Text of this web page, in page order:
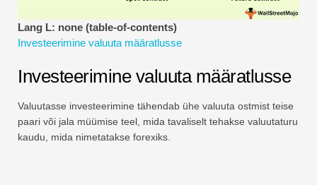
Täisvorm
Riskijuhtimise õpetused
Lang L: none (table-of-contents)
Investeerimine valuuta määratlusse
Investeerimine valuuta määratlusse
Valuutasse investeerimine tähendab ühe valuuta ostmist teise
paari või jala müümise teel, mida tavaliselt tehakse valuutaturu
kaudu, mida nimetatakse forexiks.